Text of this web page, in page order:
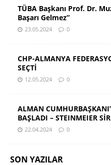
TÜBA Başkanı Prof. Dr.
Başarı Gelmez”
23.05.2024 0
CHP-ALMANYA
SEÇTİ
12.05.2024 0
ALMAN
BAŞLADI – STEINMEIER
22.04.2024 0
SON YAZILAR